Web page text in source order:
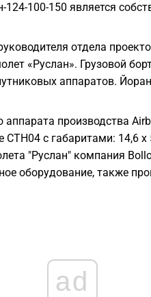
124-100-150 является
отдела
«Руслан». Грузовой
аппаратов.
аппарата производства
CTH04 с габаритами: 14,6
"Руслан" компания
оборудование, также
ad